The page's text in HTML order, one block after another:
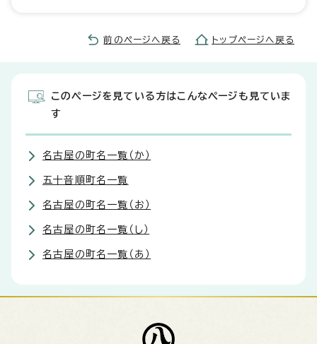
前のページへ戻る トップページへ戻る
このページを見ている方はこんなページも見ていま
す
名古屋の町名一覧（か）
五十音順町名一覧
名古屋の町名一覧（お）
名古屋の町名一覧（し）
名古屋の町名一覧（あ）